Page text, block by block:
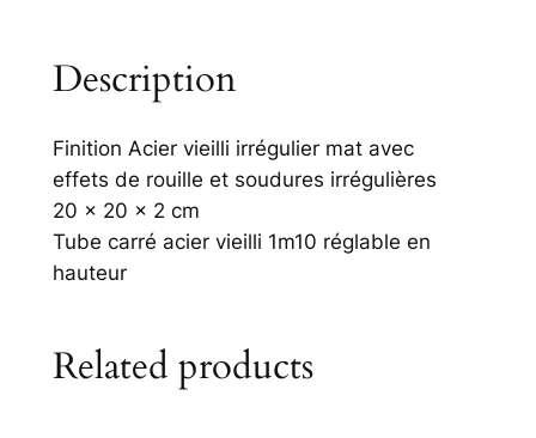
Description
Finition Acier vieilli irrégulier mat avec
effets de rouille et soudures irrégulières
20 x 20 x 2 cm
Tube carré acier vieilli 1m10 réglable en
hauteur
Related products